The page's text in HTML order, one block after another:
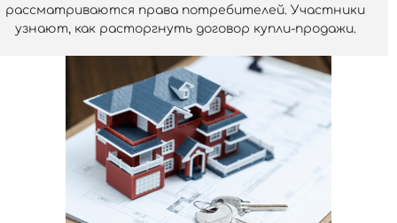
рассматриваются права потребителей. Участники
узнают, как расторгнуть договор купли-продажи.